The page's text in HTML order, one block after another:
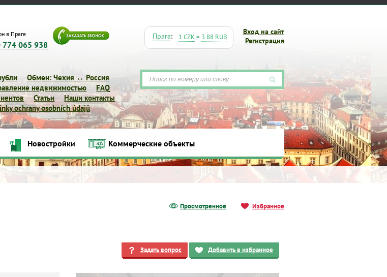
в Праге
774 065 938
Вход на сайт
Регистрация
Прага: 1 CZK= 3.88 RUB
Обмен: Чехия ↔ Россия
недвижимостью
FAQ
Статьи
Наши контакты
ochrany osobních údajů
Новостройки Коммерческие объекты
Новостройки Коммерческие объекты
Просмотренное Избранное
Задать вопрос Добавить в избранное